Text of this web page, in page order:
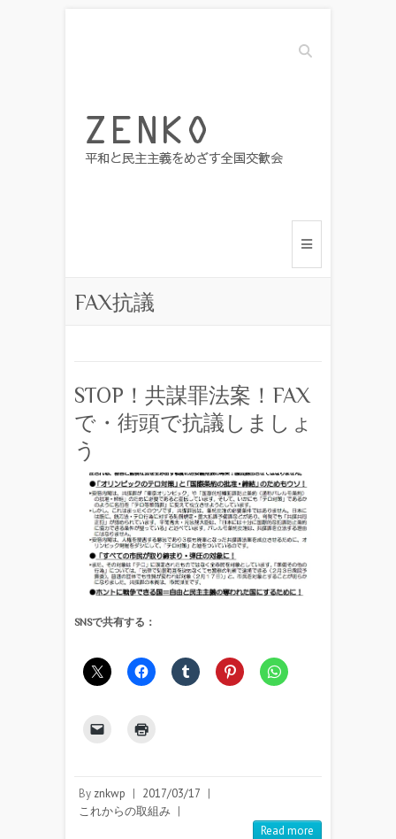
Search
FAX抗議
STOP！共謀罪法案！FAX
で・街頭で抗議しましょ
う
SNSで共有する：
By znkwp | 2017/03/17 |
これからの取組み |
Read more